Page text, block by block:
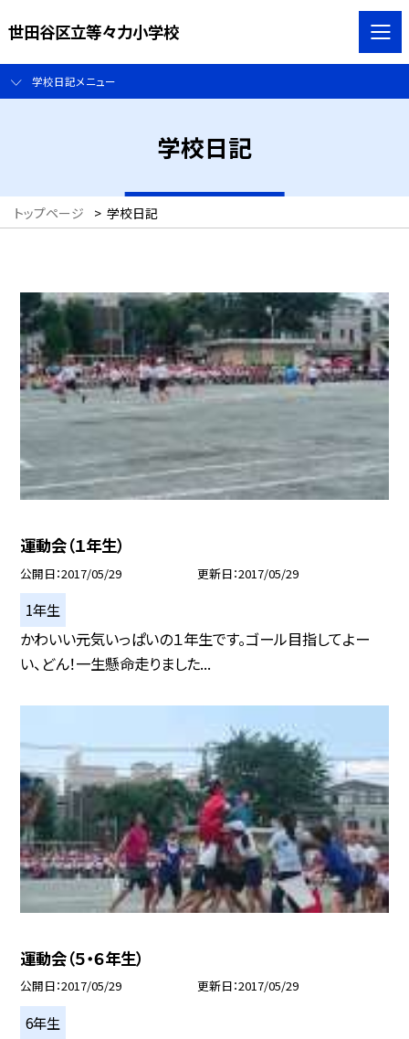
世田谷区立等々力小学校
学校日記メニュー
学校日記
トップページ > 学校日記
運動会（１年生）
公開日 2017/05/29 更新日 2017/05/29
1年生
かわいい元気いっぱいの１年生です。ゴール目指してよー
い、どん！一生懸命走りました...
運動会（５・６年生）
公開日 2017/05/29 更新日 2017/05/29
6年生